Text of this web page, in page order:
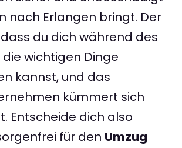
nach Erlangen bringt. Der
du dich während des
die wichtigen Dinge
kannst, und das
kümmert sich
Entscheide dich also
für den Umzug